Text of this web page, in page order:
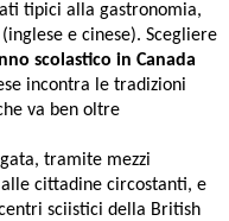
tipici alla gastronomia,
e cinese). Scegliere
scolastico in Canada
incontra le tradizioni
va ben oltre
tramite mezzi
cittadine circostanti, e
sciistici della British